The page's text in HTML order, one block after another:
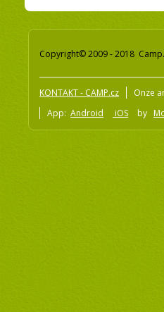
Copyright© 2009 - 2018
KONTAKT - CAMP.cz Onze
App: Android iOS by